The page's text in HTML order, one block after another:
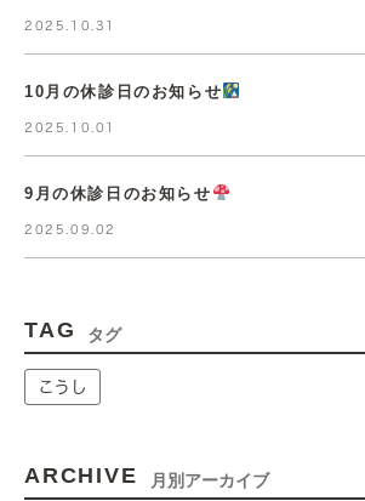
2025.10.31
10月の休診日のお知らせ
2025.10.01
9月の休診日のお知らせ
2025.09.02
TAG タグ
こうし
ARCHIVE 月別アーカイブ